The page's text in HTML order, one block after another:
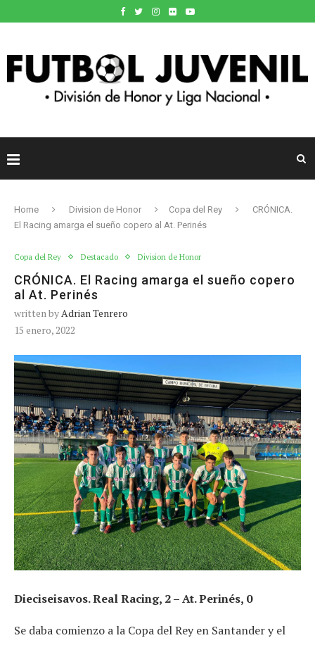
Home Division de Honor Copa del Rey
CRÓNICA.
El Racing amarga el sueño copero al At. Perinés
Copa del Rey Destacado Division de Honor
CRÓNICA. El Racing amarga el sueño copero
al At. Perinés
written byAdrian Tenrero
15 enero, 2022
Dieciseisavos. Real Racing, 2 – At. Perinés, 0
Se daba comienzo a la Copa del Rey en Santander y el